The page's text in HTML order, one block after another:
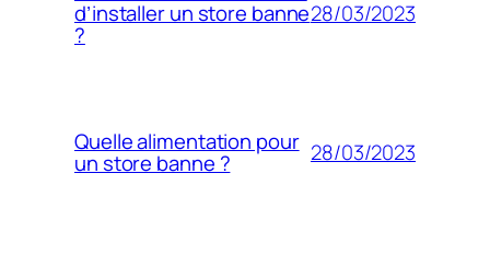
d’installer un store banne
?
28/03/2023
Quelle alimentation pour
un store banne ? 28/03/2023